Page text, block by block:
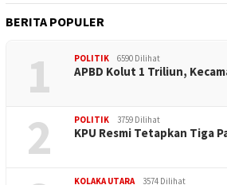
BERITA POPULER
1 POLITIK 6590 Dilihat
APBD Kolut 1 Triliun,
2 POLITIK 3759 Dilihat
KPU Resmi Tetapkan Tiga
KOLAKA UTARA 3574 Dilihat